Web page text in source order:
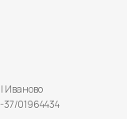
Иваново
01964434